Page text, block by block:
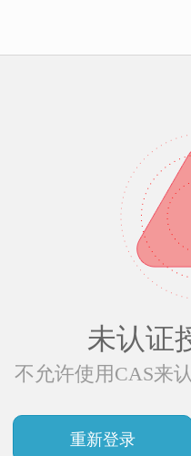
未认证
不允许使用CAS来